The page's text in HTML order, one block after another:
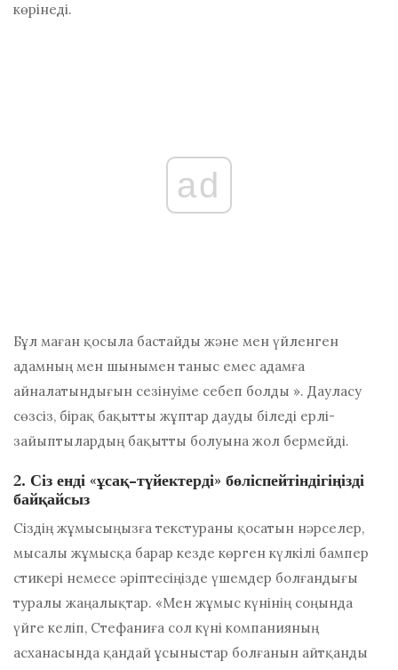
көрінеді.
ad
Бұл маған қосыла бастайды және мен үйленген
адамның мен шынымен таныс емес адамға
айналатындығын сезінуіме себеп болды ». Дауласу
сөзсіз, бірақ бақытты жұптар дауды біледі ерлі-
зайыптылардың бақытты болуына жол бермейді.
2. Сіз енді «ұсақ-түйектерді» бөліспейтіндігіңізді
байқайсыз
Сіздің жұмысыңызға текстураны қосатын нәрселер,
мысалы жұмысқа барар кезде көрген күлкілі бампер
стикері немесе әріптесіңізде үшемдер болғандығы
туралы жаңалықтар. «Мен жұмыс күнінің соңында
үйге келіп, Стефаниға сол күні компанияның
асханасында қандай ұсыныстар болғанын айтқанды